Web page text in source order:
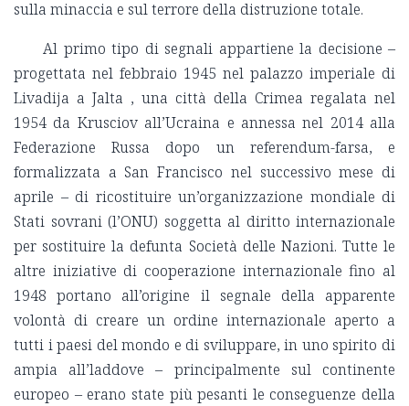
sulla minaccia e sul terrore della distruzione totale.
Al primo tipo di segnali appartiene la decisione –
progettata nel febbraio 1945 nel palazzo imperiale di
Livadija a Jalta , una città della Crimea regalata nel
1954 da Krusciov all’Ucraina e annessa nel 2014 alla
Federazione Russa dopo un referendum-farsa, e
formalizzata a San Francisco nel successivo mese di
aprile – di ricostituire un’organizzazione mondiale di
Stati sovrani (l’ONU) soggetta al diritto internazionale
per sostituire la defunta Società delle Nazioni. Tutte le
altre iniziative di cooperazione internazionale fino al
1948 portano all’origine il segnale della apparente
volontà di creare un ordine internazionale aperto a
tutti i paesi del mondo e di sviluppare, in uno spirito di
ampia all’laddove – principalmente sul continente
europeo – erano state più pesanti le conseguenze della